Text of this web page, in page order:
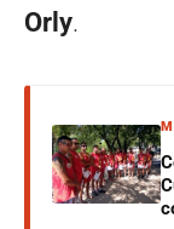
Orly.